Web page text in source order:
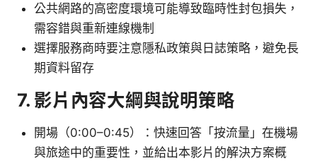
公共網路的高密度環境可能導致臨時性封包損失，
需容錯與重新連線機制
選擇服務商時要注意隱私政策與日誌策略，避免長
期資料留存
7. 影片內容大綱與說明策略
開場（0:00–0:45）：快速回答「按流量」在機場
與旅途中的重要性，並給出本影片的解決方案概